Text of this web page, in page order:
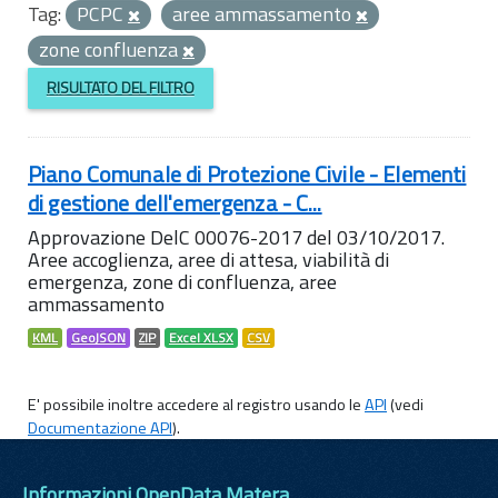
Tag: PCPC
aree ammassamento
zone confluenza
RISULTATO DEL FILTRO
Piano Comunale di Protezione Civile - Elementi
di gestione dell'emergenza - C...
Approvazione DelC 00076-2017 del 03/10/2017.
Aree accoglienza, aree di attesa, viabilità di
emergenza, zone di confluenza, aree
ammassamento
KML GeoJSON ZIP Excel XLSX CSV
E' possibile inoltre accedere al registro usando leAPI(vedi
Documentazione API).